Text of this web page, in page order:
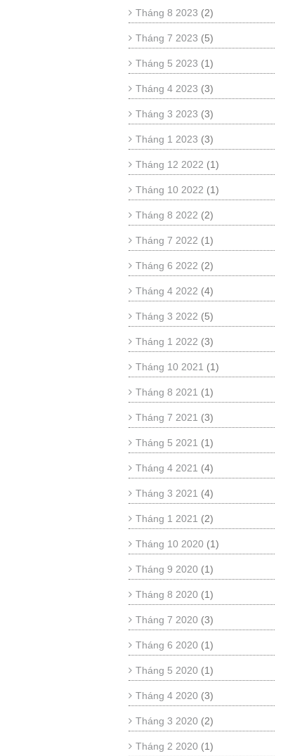
Tháng 8 2023 (2)
Tháng 7 2023 (5)
Tháng 5 2023 (1)
Tháng 4 2023 (3)
Tháng 3 2023 (3)
Tháng 1 2023 (3)
Tháng 12 2022 (1)
Tháng 10 2022 (1)
Tháng 8 2022 (2)
Tháng 7 2022 (1)
Tháng 6 2022 (2)
Tháng 4 2022 (4)
Tháng 3 2022 (5)
Tháng 1 2022 (3)
Tháng 10 2021 (1)
Tháng 8 2021 (1)
Tháng 7 2021 (3)
Tháng 5 2021 (1)
Tháng 4 2021 (4)
Tháng 3 2021 (4)
Tháng 1 2021 (2)
Tháng 10 2020 (1)
Tháng 9 2020 (1)
Tháng 8 2020 (1)
Tháng 7 2020 (3)
Tháng 6 2020 (1)
Tháng 5 2020 (1)
Tháng 4 2020 (3)
Tháng 3 2020 (2)
Tháng 2 2020 (1)